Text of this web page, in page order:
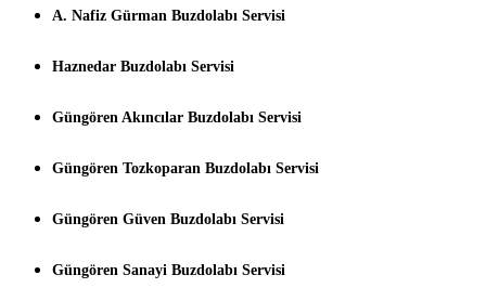
A. Nafiz Gürman Buzdolabı Servisi
Haznedar Buzdolabı Servisi
Güngören Akıncılar Buzdolabı Servisi
Güngören Tozkoparan Buzdolabı Servisi
Güngören Güven Buzdolabı Servisi
Güngören Sanayi Buzdolabı Servisi